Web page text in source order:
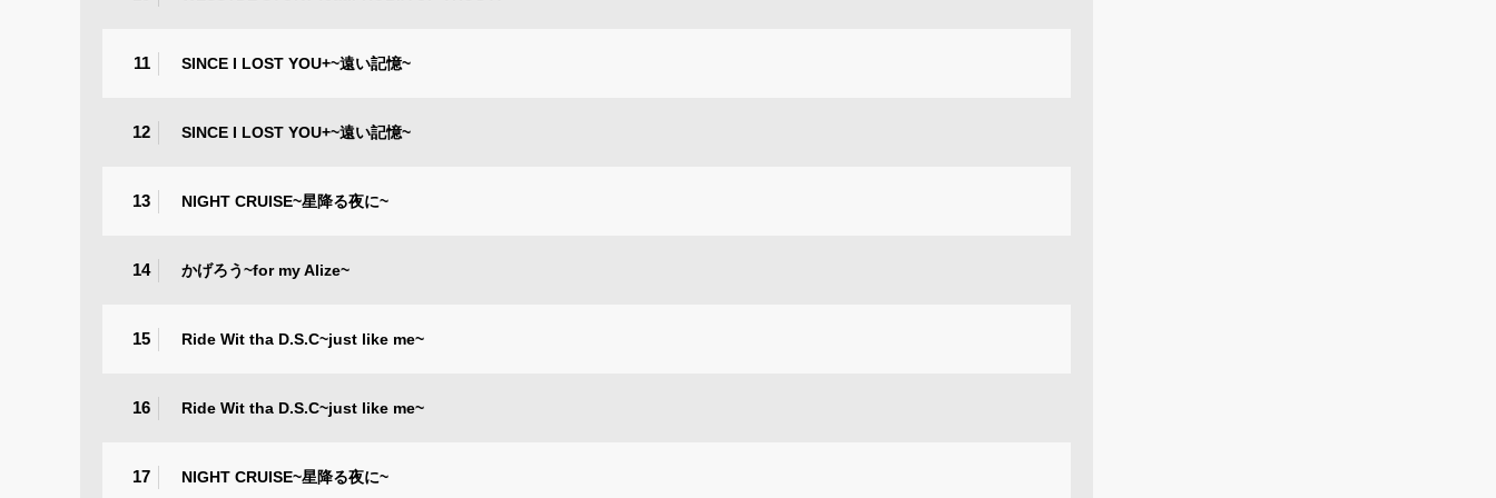
11 SINCE I LOST YOU+~遠い記憶~
12 SINCE I LOST YOU+~遠い記憶~
13 NIGHT CRUISE~星降る夜に~
14 かげろう~for my Alize~
15 Ride Wit tha D.S.C~just like me~
16 Ride Wit tha D.S.C~just like me~
17 NIGHT CRUISE~星降る夜に~